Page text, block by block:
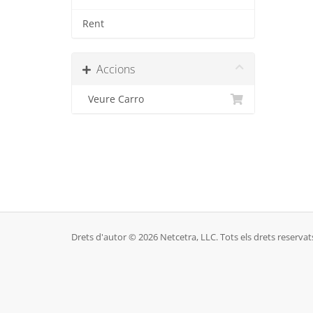
Rent
Accions
Veure Carro
Drets d'autor © 2026 Netcetra, LLC. Tots els drets